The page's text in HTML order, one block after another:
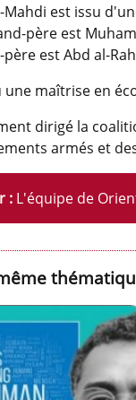
Mahdi est issu
père est
est Abd al-
une maîtrise en
dirigé la
armés et
: L'équipe de